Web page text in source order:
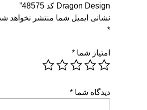
Dragon Design کد 48575”
نشانی ایمیل شما منتشر نخواهد
*
امتیاز شما*
دیدگاه شما*